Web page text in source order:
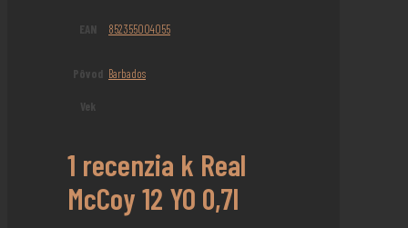
EAN 852355004055
Pôvod Barbados
Vek
1 recenzia k Real
McCoy 12 YO 0,7l